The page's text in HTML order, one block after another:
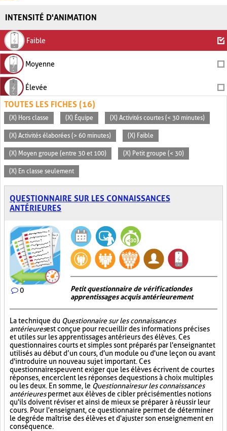
INTENSITÉ D'ANIMATION
Faible
Moyenne
Élevée
TOUTES LES FICHES (16)
(X) Hors classe (X) Équipe (X) Activités courtes (< 30 minutes)
(X) Activités élaborées (> 60 minutes) (X) Faible
(X) Moyen groupe (entre 30 et 100) (X) Petit groupe (< 30)
(X) En classe seulement
QUESTIONNAIRE SUR LES CONNAISSANCES
ANTÉRIEURES
0
Petit questionnaire de vérification des
apprentissages acquis antérieurement
La technique du Questionnaire sur les connaissances
antérieuresest conçue pour recueillir des informations précises
et utiles sur les apprentissages antérieurs des élèves. Ces
questionnaires courts et simples sont préparés par l'enseignant et
utilisés au début d’un cours, d'un module ou d'une leçon ou avant
d'introduire un nouveau sujet important. Ces
questionnaires peuvent exiger que les élèves écrivent de courtes
réponses, encerclent les réponses de questions à choix multiples
ou les deux. En somme, le Questionnaire sur les connaissances
antérieurespermet aux élèves de cibler précisément les notions
qu'ils doivent réviser et ainsi de mieux se préparer à réussir leur
cours. Pour l'enseignant, ce questionnaire permet de déterminer
le degré de maîtrise des élèves et d'ajuster son enseignement en
conséquence.